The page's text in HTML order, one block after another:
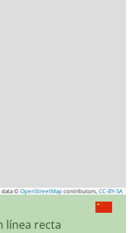
data ©OpenStreetMap contributors, CC-BY-SA
línea recta